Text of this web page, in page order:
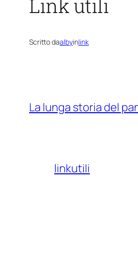
Link utili
Scritto daalbyinlink
La lunga storia del
linkutili